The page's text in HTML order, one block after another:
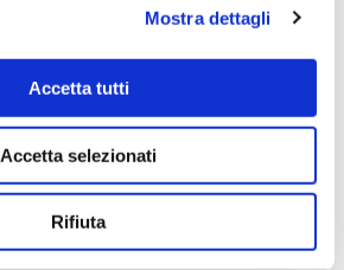
Mostra dettagli
Accetta tutti
Accetta selezionati
Rifiuta